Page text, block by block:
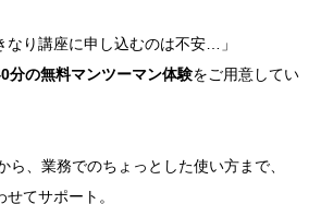
なり講座に申し込むのは不安…」
分の無料マンツーマン体験をご用意してい
ら、業務でのちょっとした使い方まで、
てサポート。